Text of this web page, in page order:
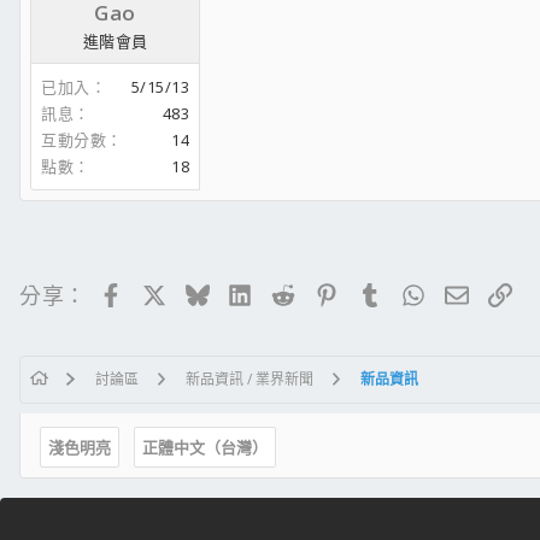
Gao
進階會員
已加入
5/15/13
訊息
483
互動分數
14
點數
18
分享： FacebookBlueskyLinkedIn
RedditPinterestTumblrWhatsApp
電子郵
連
討論區 新品資訊 / 業界新聞 新品資訊
淺色明亮 正體中文（台灣）